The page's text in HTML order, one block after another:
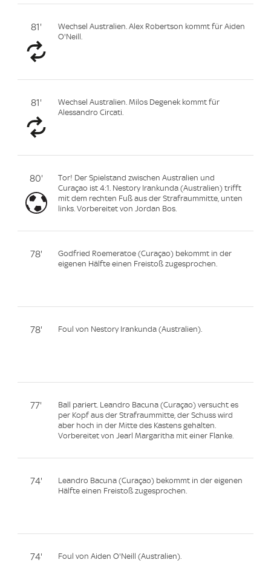
81'
Wechsel Australien. Alex Robertson kommt für Aiden
O'Neill.
81'
Wechsel Australien. Milos Degenek kommt für
Alessandro Circati.
80'
Tor! Der Spielstand zwischen Australien und
Curaçao ist 4:1. Nestory Irankunda (Australien) trifft
mit dem rechten Fuß aus der Strafraummitte, unten
links. Vorbereitet von Jordan Bos.
78'
Godfried Roemeratoe (Curaçao) bekommt in der
eigenen Hälfte einen Freistoß zugesprochen.
78' Foul von Nestory Irankunda (Australien).
77'
Ball pariert. Leandro Bacuna (Curaçao) versucht es
per Kopf aus der Strafraummitte, der Schuss wird
aber hoch in der Mitte des Kastens gehalten.
Vorbereitet von Jearl Margaritha mit einer Flanke.
74'
Leandro Bacuna (Curaçao) bekommt in der eigenen
Hälfte einen Freistoß zugesprochen.
74' Foul von Aiden O'Neill (Australien).